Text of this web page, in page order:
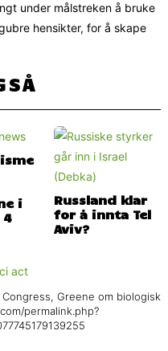
under målstreken å bruke
hensikter, for å skape
i
4
Russland klar
for å innta Tel
Aviv?
Greene om biologisk
permalink.php?